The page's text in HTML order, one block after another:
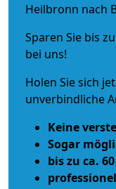
Heilbronn nach
Sparen Sie bis
bei uns!
Holen Sie sich
unverbindliche
Keine
Sogar
bis zu ca.